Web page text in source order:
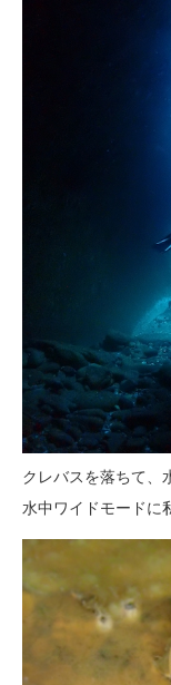
クレバスを落ちて、
水中ワイドモードに